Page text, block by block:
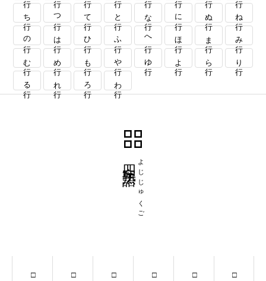
ち行 つ行 て行 と行 な行 に行 ぬ行 ね行
の行 は行 ひ行 ふ行 へ行 ほ行 ま行 み行
む行 め行 も行 や行 ゆ行 よ行 ら行 り行
る行 れ行 ろ行 わ行
よじじゅくご